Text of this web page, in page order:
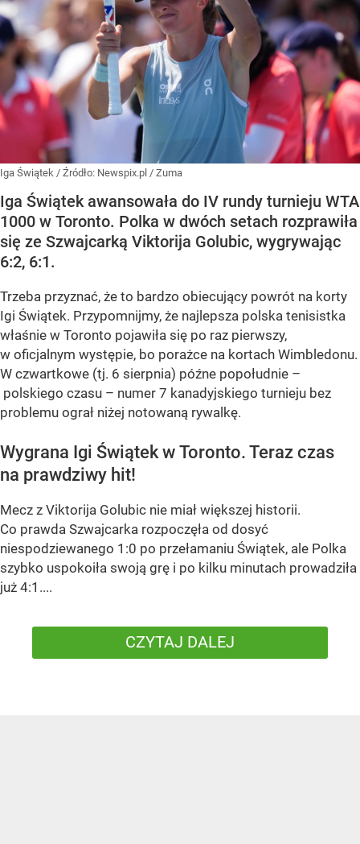
Iga Świątek / Źródło: Newspix.pl / Zuma
Iga Świątek awansowała do IV rundy turnieju WTA
1000 w Toronto. Polka w dwóch setach rozprawiła
się ze Szwajcarką Viktorija Golubic, wygrywając
6:2, 6:1.
Trzeba przyznać, że to bardzo obiecujący powrót na korty
Igi Świątek. Przypomnijmy, że najlepsza polska tenisistka
właśnie w Toronto pojawiła się po raz pierwszy,
w oficjalnym występie, bo porażce na kortach Wimbledonu.
W czwartkowe (tj. 6 sierpnia) późne popołudnie –
polskiego czasu – numer 7 kanadyjskiego turnieju bez
problemu ograł niżej notowaną rywalkę.
Wygrana Igi Świątek w Toronto. Teraz czas
na prawdziwy hit!
Mecz z Viktorija Golubic nie miał większej historii.
Co prawda Szwajcarka rozpoczęła od dosyć
niespodziewanego 1:0 po przełamaniu Świątek, ale Polka
szybko uspokoiła swoją grę i po kilku minutach prowadziła
już 4:1....
CZYTAJ DALEJ